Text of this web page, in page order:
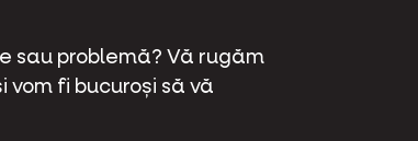
sau problemă? Vă rugăm
fi bucuroși să vă